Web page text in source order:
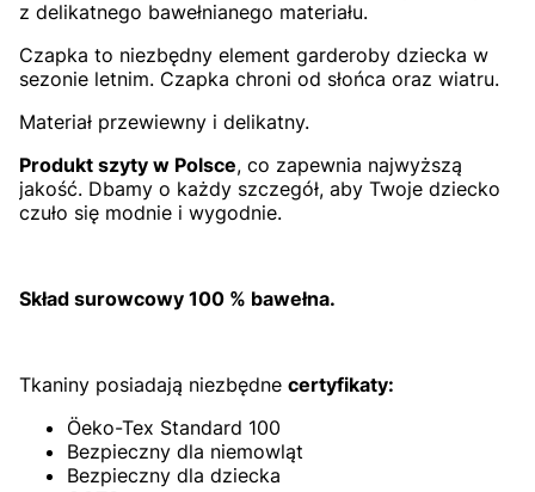
z delikatnego bawełnianego materiału.
Czapka to niezbędny element garderoby dziecka w
sezonie letnim. Czapka chroni od słońca oraz wiatru.
Materiał przewiewny i delikatny.
Produkt szyty w Polsce, co zapewnia najwyższą
jakość. Dbamy o każdy szczegół, aby Twoje dziecko
czuło się modnie i wygodnie.
Skład surowcowy 100 % bawełna.
Tkaniny posiadają niezbędne certyfikaty:
Öeko-Tex Standard 100
Bezpieczny dla niemowląt
Bezpieczny dla dziecka